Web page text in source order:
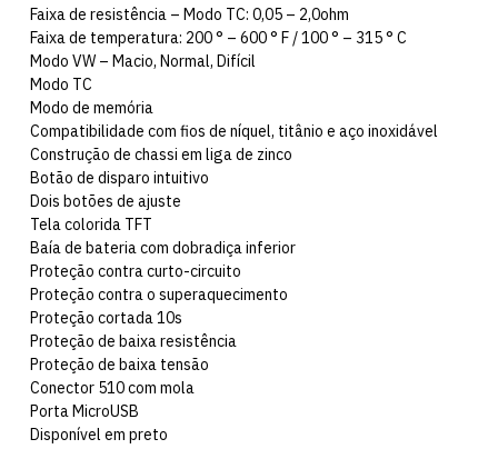
Faixa de resistência – Modo TC: 0,05 – 2,0ohm
Faixa de temperatura: 200 ° – 600 ° F / 100 ° – 315 ° C
Modo VW – Macio, Normal, Difícil
Modo TC
Modo de memória
Compatibilidade com fios de níquel, titânio e aço inoxidável
Construção de chassi em liga de zinco
Botão de disparo intuitivo
Dois botões de ajuste
Tela colorida TFT
Baía de bateria com dobradiça inferior
Proteção contra curto-circuito
Proteção contra o superaquecimento
Proteção cortada 10s
Proteção de baixa resistência
Proteção de baixa tensão
Conector 510 com mola
Porta MicroUSB
Disponível em preto